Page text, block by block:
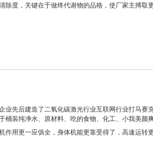
度，关键在于做终代谢物的品格，使厂家主搏取
先后建造了二氧化碳激光行业互联网行业打马赛
装纯净水、原材料、吃的食物、化工、小我美颜
用更一应俱全，身体机能更靠受得了，高速运转